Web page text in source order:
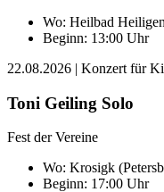
Wo: Heilbad
Beginn: 13:00 Uhr
22.08.2026 | Konzert für
Toni Geiling Solo
Fest der Vereine
Wo: Krosigk
Beginn: 17:00 Uhr